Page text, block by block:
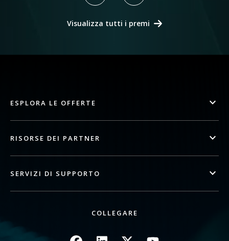
Visualizza tutti i premi
ESPLORA LE OFFERTE
RISORSE DEI PARTNER
SERVIZI DI SUPPORTO
COLLEGARE